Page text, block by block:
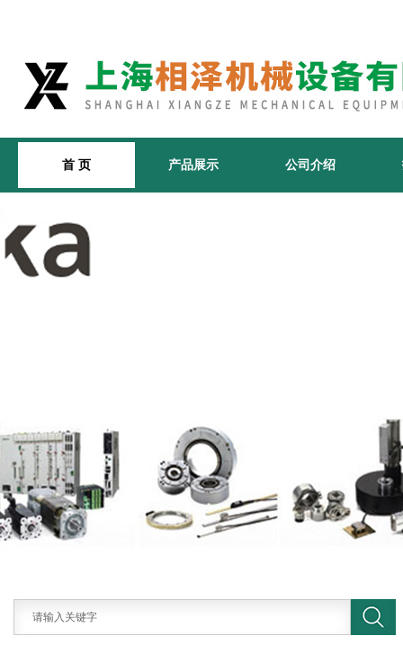
首 页 产品展示 公司介绍